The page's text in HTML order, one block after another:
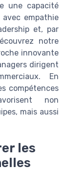
une capacité
empathie
et, par
notre
innovante
dirigent
En
compétences
non
mais aussi
les